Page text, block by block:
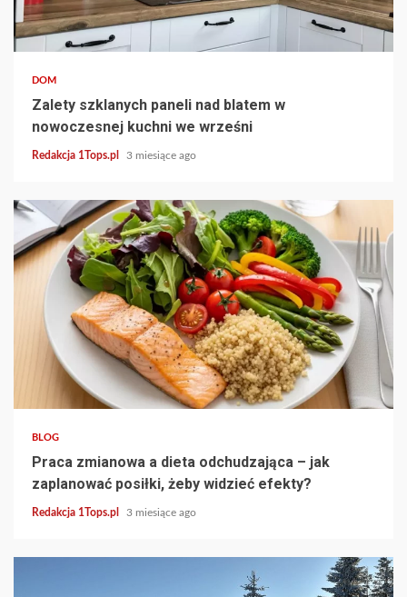
4 min read
DOM
Zalety szklanych paneli nad blatem w
nowoczesnej kuchni we wrześni
Redakcja 1Tops.pl 3 miesiące ago
3 min read
BLOG
Praca zmianowa a dieta odchudzająca – jak
zaplanować posiłki, żeby widzieć efekty?
Redakcja 1Tops.pl 3 miesiące ago